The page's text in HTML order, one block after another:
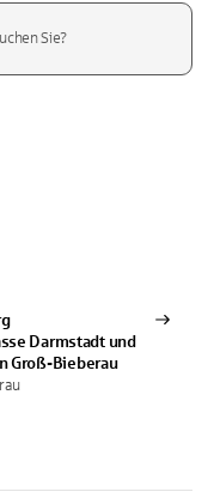
Darmstadt und
Groß-Bieberau